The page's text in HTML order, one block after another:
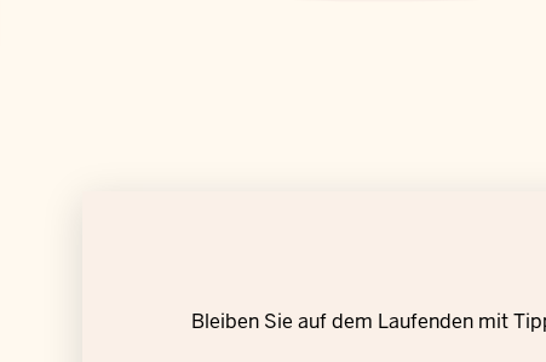
Bleiben Sie auf dem Laufenden mit